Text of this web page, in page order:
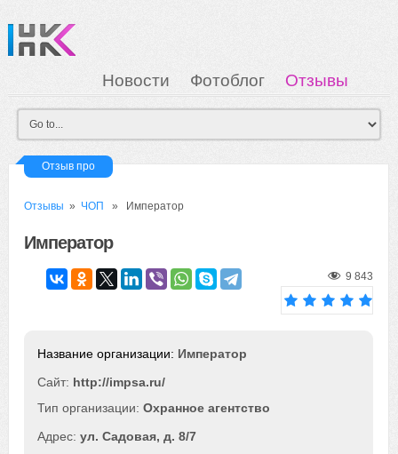
Новости Фотоблог
Отзывы
Загрузка
Мои Картинки Вход
Отзыв про
Отзывы » ЧОП » Император
Император
9 843
Император
Сайт: http://impsa.ru/
Охранное агентство
ул. Садовая, д. 8/7